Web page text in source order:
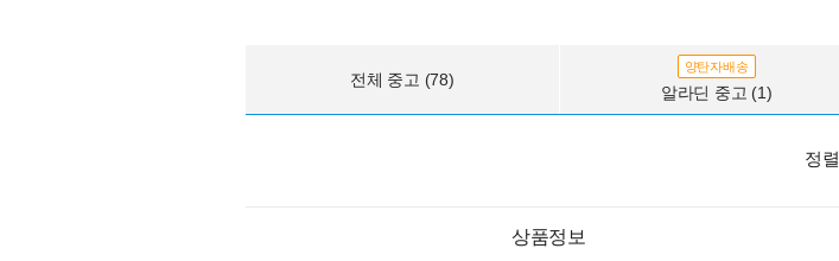
전체 중고 (78)
양탄자배송
알라딘 중고 (1)
정렬
상품정보